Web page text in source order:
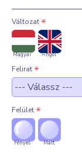
Változat
Magyar Angol
Felirat
Felület
Fényes Matt